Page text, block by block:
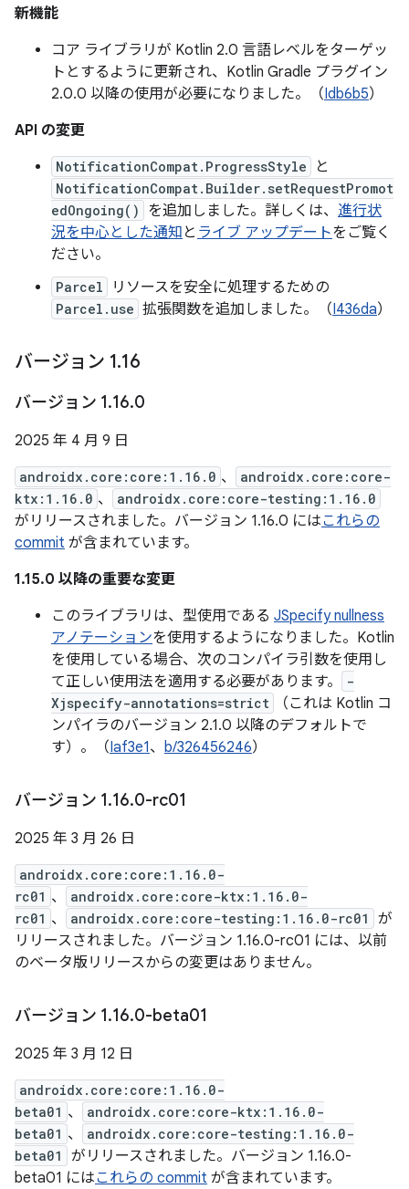
新機能
コア ライブラリが Kotlin 2.0 言語レベルをターゲッ
トとするように更新され、Kotlin Gradle プラグイン
2.0.0 以降の使用が必要になりました。（Idb6b5）
API の変更
NotificationCompat.ProgressStyle と
NotificationCompat.Builder.setRequestPromot
edOngoing()
を追加しました。詳しくは、 進行状
況を中心とした通知 と ライブ アップデートをご覧く
ださい。
Parcel リソースを安全に処理するための
Parcel.use 拡張関数を追加しました。（I436da）
バージョン 1.16
バージョン 1.16.0
2025 年 4 月 9 日
androidx.core:core:1.16.0 、
androidx.core:core-
ktx:1.16.0 、 androidx.core:core-testing:1.16.0
がリリースされました。バージョン 1.16.0 にはこれらの
commit が含まれています。
1.15.0 以降の重要な変更
このライブラリは、型使用である JSpecify nullness
アノテーションを使用するようになりました。Kotlin
を使用している場合、次のコンパイラ引数を使用し
て正しい使用法を適用する必要があります。
-
Xjspecify-annotations=strict
（これは Kotlin コ
ンパイラのバージョン 2.1.0 以降のデフォルトで
す）。（Iaf3e1、 b/326456246）
バージョン 1.16.0-rc01
2025 年 3 月 26 日
androidx.core:core:1.16.0-
rc01 、
androidx.core:core-ktx:1.16.0-
rc01 、 androidx.core:core-testing:1.16.0-rc01
が
リリースされました。バージョン 1.16.0-rc01 には、以前
のベータ版リリースからの変更はありません。
バージョン 1.16.0-beta01
2025 年 3 月 12 日
androidx.core:core:1.16.0-
beta01 、
androidx.core:core-ktx:1.16.0-
beta01 、
androidx.core:core-testing:1.16.0-
beta01
がリリースされました。バージョン 1.16.0-
beta01 にはこれらの commit が含まれています。